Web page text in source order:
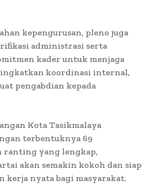
kepengurusan, pleno juga
administrasi serta
kader untuk menjaga
koordinasi internal,
pengabdian kepada
Kota Tasikmalaya
terbentuknya 69
ranting yang lengkap,
akan semakin kokoh dan siap
kerja nyata bagi masyarakat.